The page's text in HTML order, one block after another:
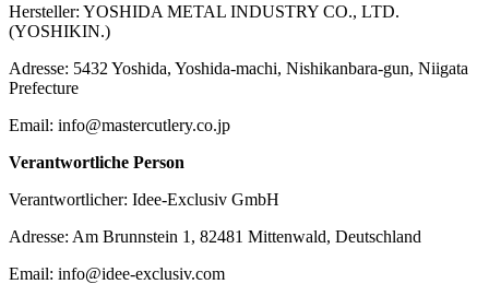
Hersteller: YOSHIDA METAL INDUSTRY CO., LTD.
(YOSHIKIN.)
Adresse: 5432 Yoshida, Yoshida-machi, Nishikanbara-gun, Niigata
Prefecture
Email: info@mastercutlery.co.jp
Verantwortliche Person
Verantwortlicher: Idee-Exclusiv GmbH
Adresse: Am Brunnstein 1, 82481 Mittenwald, Deutschland
Email: info@idee-exclusiv.com